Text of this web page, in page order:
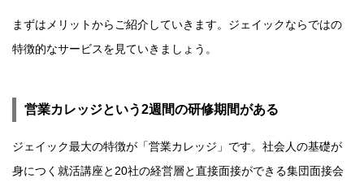
まずはメリットからご紹介していきます。ジェイックならではの
特徴的なサービスを見ていきましょう。
営業カレッジという2週間の研修期間がある
ジェイック最大の特徴が「営業カレッジ」です。社会人の基礎が
身につく就活講座と20社の経営層と直接面接ができる集団面接会